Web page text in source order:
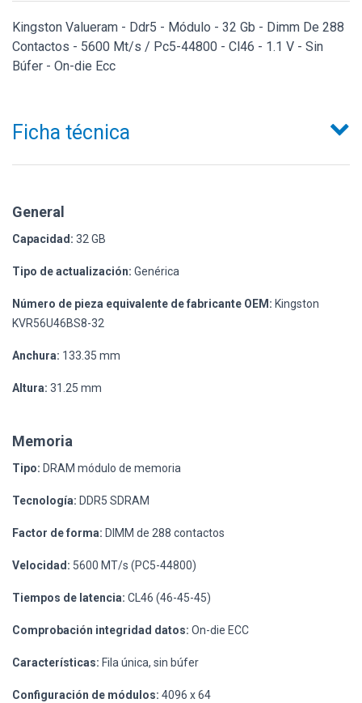
Kingston Valueram - Ddr5 - Módulo - 32 Gb - Dimm De 288
Contactos - 5600 Mt/s / Pc5-44800 - Cl46 - 1.1 V - Sin
Búfer - On-die Ecc
Ficha técnica
General
Capacidad: 32 GB
Tipo de actualización: Genérica
Número de pieza equivalente de fabricante OEM: Kingston
KVR56U46BS8-32
Anchura: 133.35 mm
Altura: 31.25 mm
Memoria
Tipo: DRAM módulo de memoria
Tecnología: DDR5 SDRAM
Factor de forma: DIMM de 288 contactos
Velocidad: 5600 MT/s (PC5-44800)
Tiempos de latencia: CL46 (46-45-45)
Comprobación integridad datos: On-die ECC
Características: Fila única, sin búfer
Configuración de módulos: 4096 x 64